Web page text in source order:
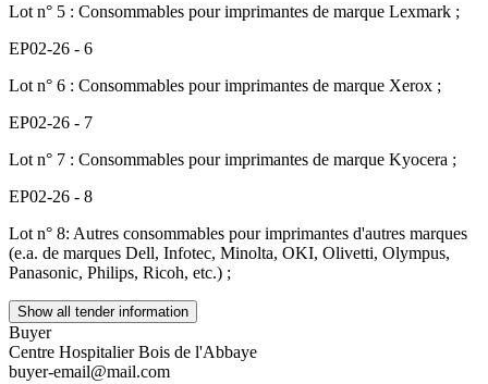
Lot n° 5 : Consommables pour imprimantes de marque Lexmark ;
EP02-26 - 6
Lot n° 6 : Consommables pour imprimantes de marque Xerox ;
EP02-26 - 7
Lot n° 7 : Consommables pour imprimantes de marque Kyocera ;
EP02-26 - 8
Lot n° 8: Autres consommables pour imprimantes d'autres marques
(e.a. de marques Dell, Infotec, Minolta, OKI, Olivetti, Olympus,
Panasonic, Philips, Ricoh, etc.) ;
Show all tender information
Buyer
Centre Hospitalier Bois de l'Abbaye
buyer-email@mail.com